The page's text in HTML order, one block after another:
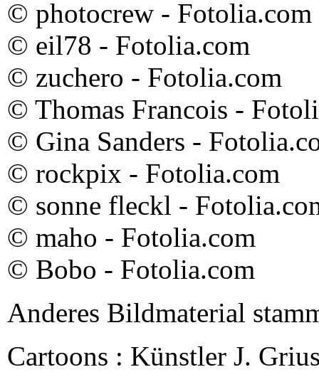
© photocrew - Fotolia.com
© eil78 - Fotolia.com
© zuchero - Fotolia.com
© Thomas Francois -
© Gina Sanders -
© rockpix - Fotolia.com
© sonne fleckl -
© maho - Fotolia.com
© Bobo - Fotolia.com
Anderes Bildmaterial
Cartoons : Künstler J.